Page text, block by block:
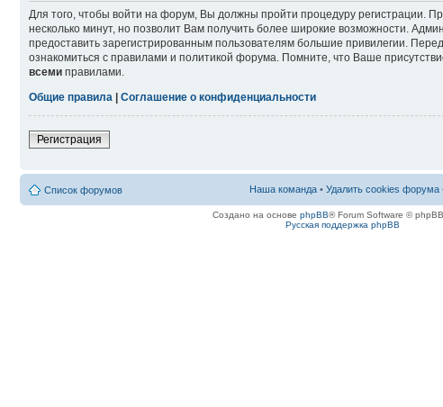
Для того, чтобы войти на форум, Вы должны пройти процедуру регистрации.
несколько минут, но позволит Вам получить более широкие возможности.
предоставить зарегистрированным пользователям большие привилегии.
ознакомиться с правилами и политикой форума. Помните, что Ваше
всеми правилами.
Общие правила | Соглашение о конфиденциальности
Регистрация
Список форумов Наша команда • Удалить cookies форума
Создано на основе phpBB® Forum Software ©
Русская поддержка phpBB